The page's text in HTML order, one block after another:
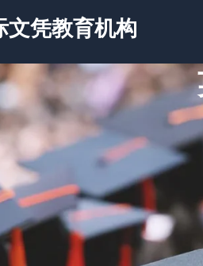
文凭教育机构